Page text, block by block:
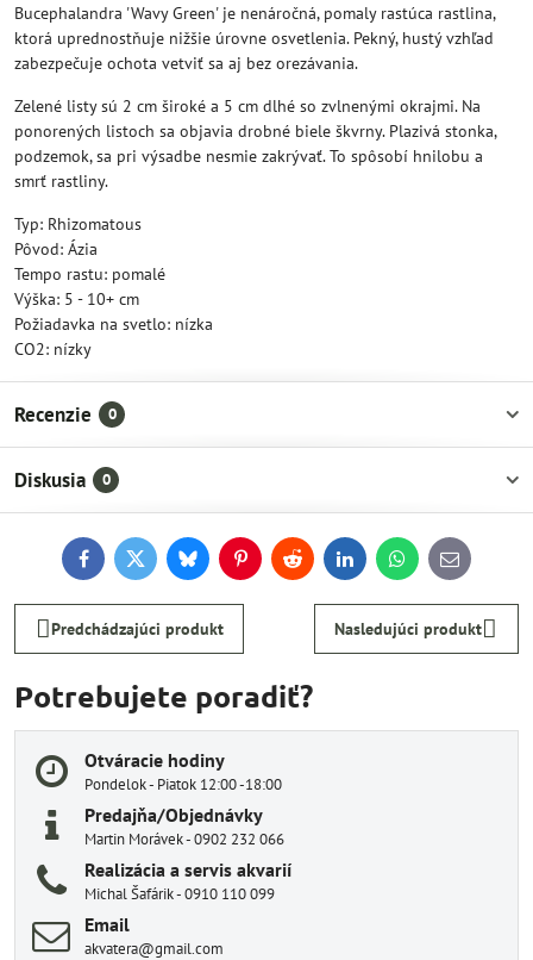
Bucephalandra 'Wavy Green' je nenáročná, pomaly rastúca rastlina,
ktorá uprednostňuje nižšie úrovne osvetlenia. Pekný, hustý vzhľad
zabezpečuje ochota vetviť sa aj bez orezávania.
Zelené listy sú 2 cm široké a 5 cm dlhé so zvlnenými okrajmi. Na
ponorených listoch sa objavia drobné biele škvrny. Plazivá stonka,
podzemok, sa pri výsadbe nesmie zakrývať. To spôsobí hnilobu a
smrť rastliny.
Typ: Rhizomatous
Pôvod: Ázia
Tempo rastu: pomalé
Výška: 5 - 10+ cm
Požiadavka na svetlo: nízka
CO2: nízky
Recenzie 0
Diskusia 0
FacebookTwitterBlueskyPinterestReddit LinkedInWhatsApp
E-
mail
Predchádzajúci produkt Nasledujúci produkt
Potrebujete poradiť?
Otváracie hodiny
Pondelok - Piatok 12:00 -18:00
Predajňa/Objednávky
Martin Morávek - 0902 232 066
Realizácia a servis akvarií
Michal Šafárik - 0910 110 099
Email
akvatera@gmail.com